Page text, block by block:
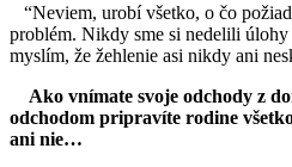
“Neviem, urobí všetko, o čo
problém. Nikdy sme si nedelili úlohy
myslím, že žehlenie asi nikdy ani
Ako vnímate svoje odchody z
odchodom pripravíte rodine
ani nie…